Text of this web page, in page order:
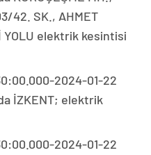
42. SK., AHMET
YOLU elektrik kesintisi
2024-01-22
İZKENT; elektrik
2024-01-22